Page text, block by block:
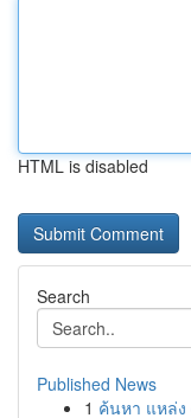
HTML is disabled
Search
Published News
1 ค้นหา แหล่ง